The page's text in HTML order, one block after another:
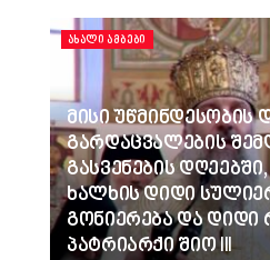
ᲐᲮᲐᲚᲘ ᲐᲛᲑᲔᲑᲘ
მისი უწმინდესობის
გარდაცვალების
გასვენების
ხალხის დიდი
გონიერება და დიდი
პატრიარქი შიო III